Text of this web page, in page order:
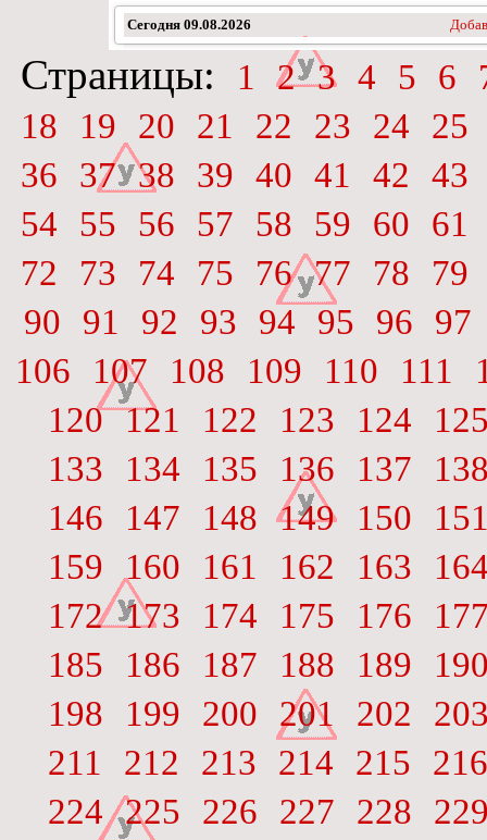
Сегодня 09.08.2026
Страницы: 1 2 3 4 5 6
18
19 20 21 22 23 24
25
36
37 38 39 40 41 42
43
54
55 56 57 58 59 60
61
72
73 74 75 76 77 78
79
90
91 92 93 94 95 96
97
106
107 108 109 110 111
120 121 122 123 124
133
134 135 136 137
146
147 148 149 150
159
160 161 162 163
172 173 174 175 176
185
186 187 188 189
198
199 200 201 202
211
212 213 214 215
216
224 225 226 227 228